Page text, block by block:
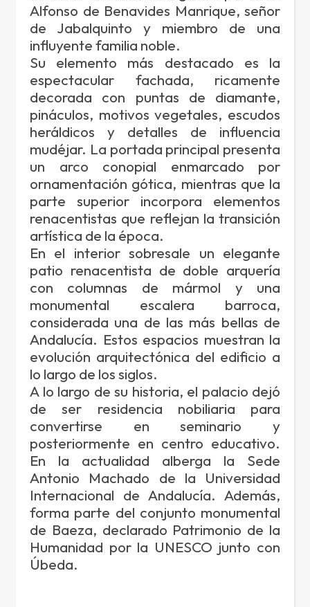
Alfonso de Benavides Manrique, señor
de Jabalquinto y miembro de una
influyente familia noble.
Su elemento más destacado es la
espectacular fachada, ricamente
decorada con puntas de diamante,
pináculos, motivos vegetales, escudos
heráldicos y detalles de influencia
mudéjar. La portada principal presenta
un arco conopial enmarcado por
ornamentación gótica, mientras que la
parte superior incorpora elementos
renacentistas que reflejan la transición
artística de la época.
En el interior sobresale un elegante
patio renacentista de doble arquería
con columnas de mármol y una
monumental escalera barroca,
considerada una de las más bellas de
Andalucía. Estos espacios muestran la
evolución arquitectónica del edificio a
lo largo de los siglos.
A lo largo de su historia, el palacio dejó
de ser residencia nobiliaria para
convertirse en seminario y
posteriormente en centro educativo.
En la actualidad alberga la Sede
Antonio Machado de la Universidad
Internacional de Andalucía. Además,
forma parte del conjunto monumental
de Baeza, declarado Patrimonio de la
Humanidad por la UNESCO junto con
Úbeda.